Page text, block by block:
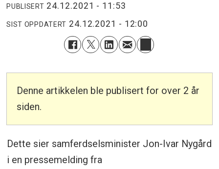
PUBLISERT 24.12.2021 - 11:53
SIST OPPDATERT 24.12.2021 - 12:00
Denne artikkelen ble publisert for over 2 år
siden.
Dette sier samferdselsminister Jon-Ivar Nygård
i en pressemelding fra